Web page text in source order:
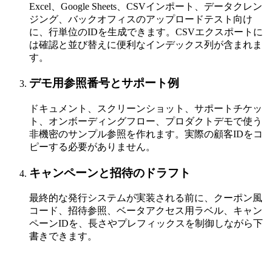
Excel、Google Sheets、CSVインポート、データクレン
ジング、バックオフィスのアップロードテスト向け
に、行単位のIDを生成できます。CSVエクスポートに
は確認と並び替えに便利なインデックス列が含まれま
す。
デモ用参照番号とサポート例
ドキュメント、スクリーンショット、サポートチケッ
ト、オンボーディングフロー、プロダクトデモで使う
非機密のサンプル参照を作れます。実際の顧客IDをコ
ピーする必要がありません。
キャンペーンと招待のドラフト
最終的な発行システムが実装される前に、クーポン風
コード、招待参照、ベータアクセス用ラベル、キャン
ペーンIDを、長さやプレフィックスを制御しながら下
書きできます。